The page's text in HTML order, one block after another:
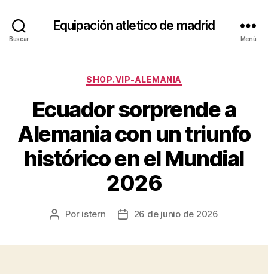
Buscar
Equipación atletico de madrid
Menú
Categorías
SHOP.VIP-ALEMANIA
Ecuador sorprende a
Alemania con un triunfo
histórico en el Mundial
2026
Autor
Por istern
Fecha26 de junio de 2026